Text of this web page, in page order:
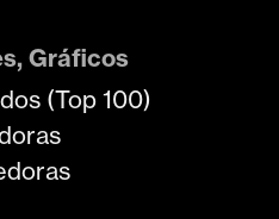
Gráficos
(Top 100)